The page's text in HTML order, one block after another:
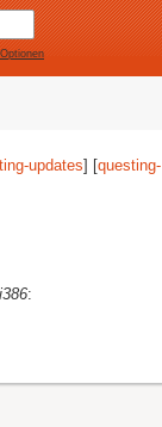
updates] [questing-
i386: